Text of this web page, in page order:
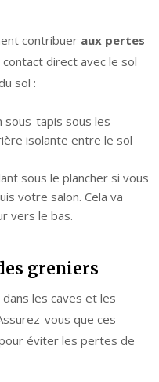
contribuer aux pertes
direct avec le sol
sol :
sous-tapis sous les
isolante entre le sol
sous le plancher si vous
votre salon. Cela va
vers le bas.
greniers
dans les caves et les
vous que ces
éviter les pertes de